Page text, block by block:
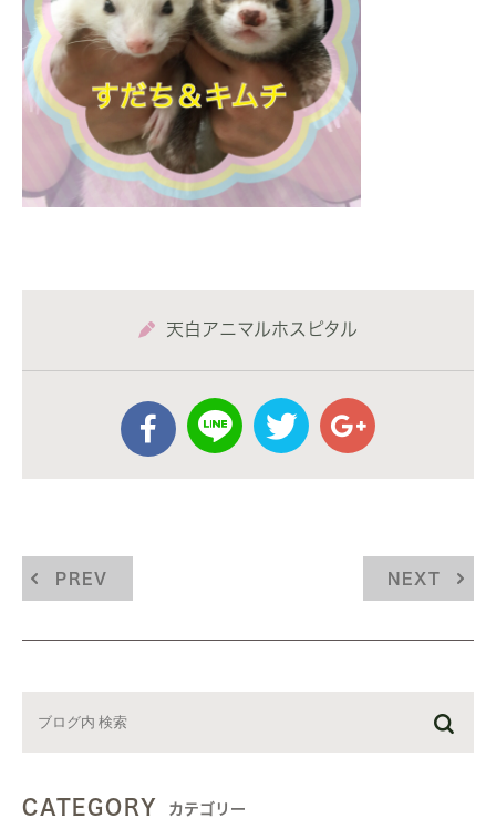
天白アニマルホスピタル
PREV NEXT
CATEGORY カテゴリー